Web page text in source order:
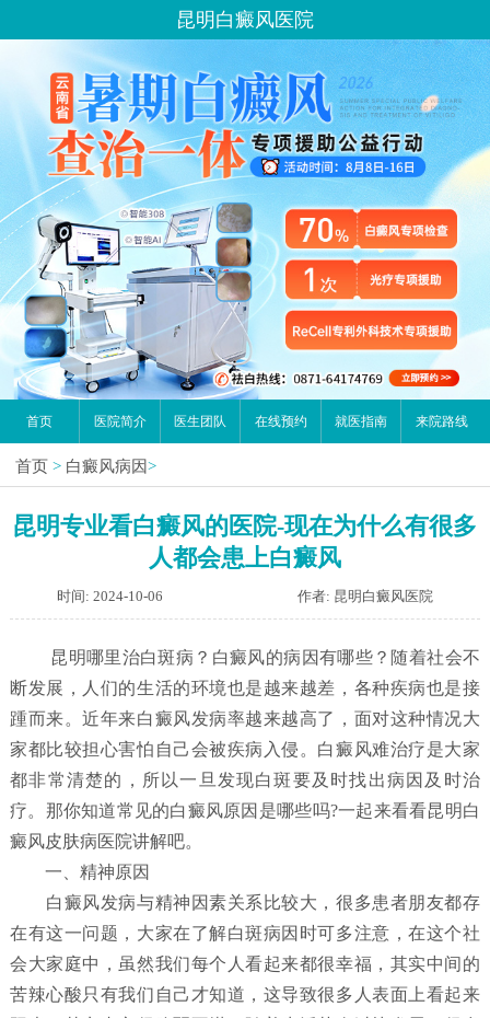
昆明白癜风医院
首页 医院简介 医生团队 在线预约 就医指南 来院路线
首页 > 白癜风病因>
昆明专业看白癜风的医院-现在为什么有很多
人都会患上白癜风
时间: 2024-10-06 作者: 昆明白癜风医院
昆明哪里治白斑病？白癜风的病因有哪些？随着社会不
断发展，人们的生活的环境也是越来越差，各种疾病也是接
踵而来。近年来白癜风发病率越来越高了，面对这种情况大
家都比较担心害怕自己会被疾病入侵。白癜风难治疗是大家
都非常清楚的，所以一旦发现白斑要及时找出病因及时治
疗。那你知道常见的白癜风原因是哪些吗?一起来看看昆明白
癜风皮肤病医院讲解吧。
一、精神原因
白癜风发病与精神因素关系比较大，很多患者朋友都存
在有这一问题，大家在了解白斑病因时可多注意，在这个社
会大家庭中，虽然我们每个人看起来都很幸福，其实中间的
苦辣心酸只有我们自己才知道，这导致很多人表面上看起来
请问你是有白斑、白癜风问题吗？